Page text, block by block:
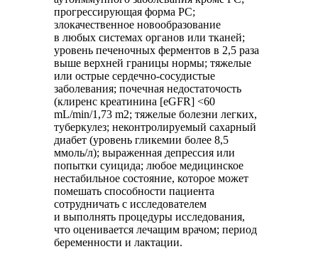
прогрессирующая форма РС;
злокачественное новообразование
в любых системах органов или тканей;
уровень печеночных ферментов в 2,5 раза
выше верхней границы нормы; тяжелые
или острые сердечно-сосудистые
заболевания; почечная недостаточость
(клиренс креатинина [eGFR] <60
mL/min/1,73 m2; тяжелые болезни легких,
туберкулез; неконтролируемый сахарный
диабет (уровень гликемии более 8,5
ммоль/л); выраженная депрессия или
попытки суицида; любое медицинское
нестабильное состояние, которое может
помешать способности пациента
сотрудничать с исследователем
и выполнять процедуры исследования,
что оценивается лечащим врачом; период
беременности и лактации.